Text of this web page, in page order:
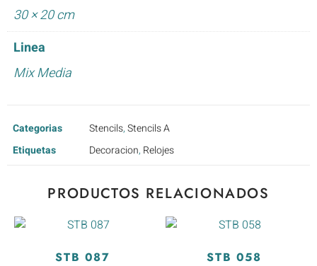
30 × 20 cm
Linea
Mix Media
Categorias Stencils,Stencils A
Etiquetas
Decoracion, Relojes
PRODUCTOS RELACIONADOS
STB 087 STB 058